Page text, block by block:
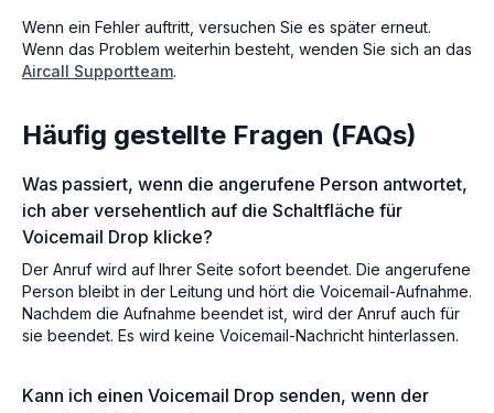
Wenn ein Fehler auftritt, versuchen Sie es später erneut.
Wenn das Problem weiterhin besteht, wenden Sie sich an das
Aircall Supportteam.
Häufig gestellte Fragen (FAQs)
Was passiert, wenn die angerufene Person antwortet,
ich aber versehentlich auf die Schaltfläche für
Voicemail Drop klicke?
Der Anruf wird auf Ihrer Seite sofort beendet. Die angerufene
Person bleibt in der Leitung und hört die Voicemail-Aufnahme.
Nachdem die Aufnahme beendet ist, wird der Anruf auch für
sie beendet. Es wird keine Voicemail-Nachricht hinterlassen.
Kann ich einen Voicemail Drop senden, wenn der